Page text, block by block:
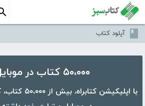
آپلود کتاب
۵۰،۰۰۰ کتاب در موبایل شما
با اپلیکیشن